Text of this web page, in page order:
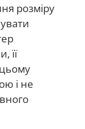
розміру
її
і не